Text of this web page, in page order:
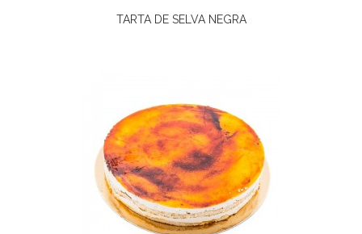
TARTA DE SELVA NEGRA